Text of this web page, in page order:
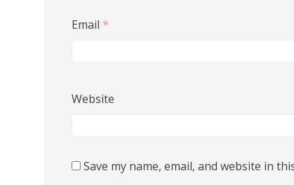
Email *
Website
Save my name, email, and website in